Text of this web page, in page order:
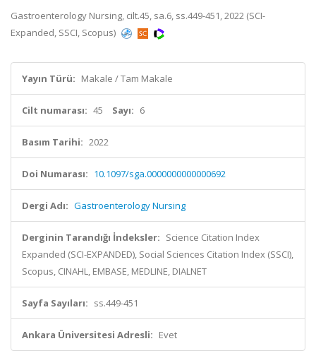
Gastroenterology Nursing, cilt.45, sa.6, ss.449-451, 2022 (SCI-
Expanded, SSCI, Scopus)
Yayın Türü: Makale / Tam Makale
Cilt numarası: 45 Sayı: 6
Basım Tarihi: 2022
Doi Numarası: 10.1097/sga.0000000000000692
Dergi Adı: Gastroenterology Nursing
Derginin Tarandığı İndeksler: Science Citation Index
Expanded (SCI-EXPANDED), Social Sciences Citation Index (SSCI),
Scopus, CINAHL, EMBASE, MEDLINE, DIALNET
Sayfa Sayıları: ss.449-451
Ankara Üniversitesi Adresli: Evet